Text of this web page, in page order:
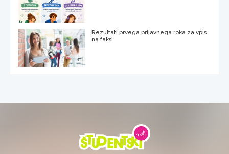
Rezultati prvega prijavnega roka za vpis
na faks!